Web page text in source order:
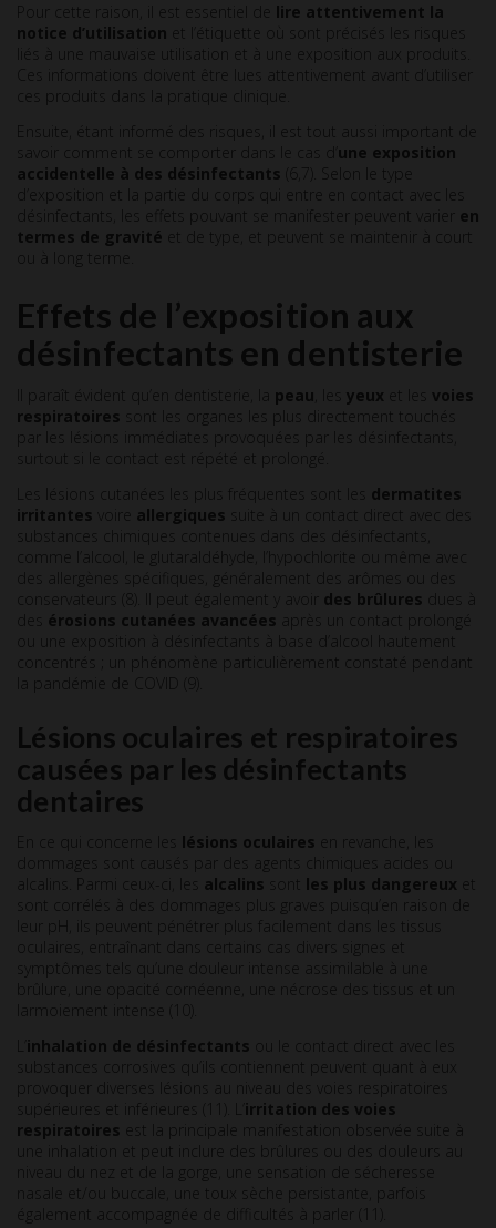
Pour cette raison, il est essentiel de lire attentivement la
notice d’utilisation et l’étiquette où sont précisés les risques
liés à une mauvaise utilisation et à une exposition aux produits.
Ces informations doivent être lues attentivement avant d’utiliser
ces produits dans la pratique clinique.
Ensuite, étant informé des risques, il est tout aussi important de
savoir comment se comporter dans le cas d’ une exposition
accidentelle à des désinfectants (6,7). Selon le type
d’exposition et la partie du corps qui entre en contact avec les
désinfectants, les effets pouvant se manifester peuvent varier en
termes de gravité et de type, et peuvent se maintenir à court
ou à long terme.
Effets de l’exposition aux
désinfectants en dentisterie
Il paraît évident qu’en dentisterie, la peau yeux et les voies
respiratoires sont les organes les plus directement touchés
par les lésions immédiates provoquées par les désinfectants,
surtout si le contact est répété et prolongé.
Les lésions cutanées les plus fréquentes sont les dermatites
irritantes
allergiques suite à un contact direct avec des
substances chimiques contenues dans des désinfectants,
comme l’alcool, le glutaraldéhyde, l’hypochlorite ou même avec
des allergènes spécifiques, généralement des arômes ou des
conservateurs (8). Il peut également y avoir des brûlures
érosions cutanées avancées après un contact prolongé
ou une exposition à désinfectants à base d’alcool hautement
concentrés ; un phénomène particulièrement constaté pendant
Lésions oculaires et respiratoires
causées par les désinfectants
dentaires
lésions oculaires
dommages sont causés par des agents chimiques acides ou
alcalins sont les plus dangereux et
sont corrélés à des dommages plus graves puisqu’en raison de
leur pH, ils peuvent pénétrer plus facilement dans les tissus
oculaires, entraînant dans certains cas divers signes et
symptômes tels qu’une douleur intense assimilable à une
brûlure, une opacité cornéenne, une nécrose des tissus et un
larmoiement intense (10).
inhalation de désinfectants
ou le contact direct avec les
substances corrosives qu’ils contiennent peuvent quant à eux
provoquer diverses lésions au niveau des voies respiratoires
supérieures et inférieures (11). L’ irritation des voies
respiratoires
est la principale manifestation observée suite à
une inhalation et peut inclure des brûlures ou des douleurs au
niveau du nez et de la gorge, une sensation de sécheresse
nasale et/ou buccale, une toux sèche persistante, parfois
également accompagnée de difficultés à parler (11).